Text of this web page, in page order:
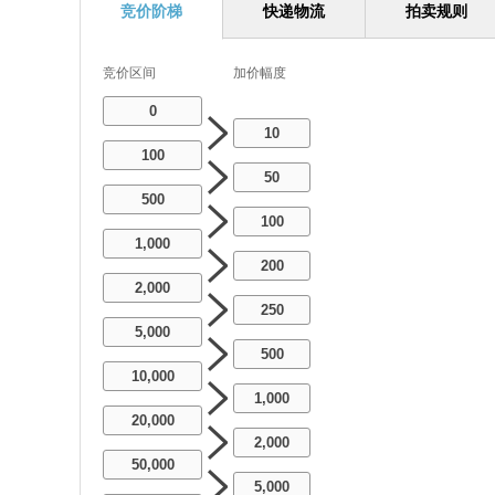
竞价阶梯 快递物流 拍卖规则
竞价区间 加价幅度
0
10
100
50
500
100
1,000
200
2,000
250
5,000
500
10,000
1,000
20,000
2,000
50,000
5,000